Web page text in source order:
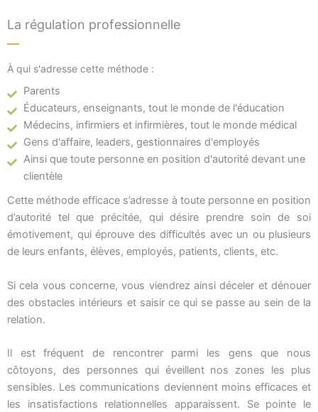
La régulation professionnelle
À qui s'adresse cette méthode :
Parents
Éducateurs, enseignants, tout le monde de l'éducation
Médecins, infirmiers et infirmières, tout le monde médical
Gens d'affaire, leaders, gestionnaires d'employés
Ainsi que toute personne en position d'autorité devant une
clientèle
Cette méthode efficace s’adresse à toute personne en position
d’autorité tel que précitée, qui désire prendre soin de soi
émotivement, qui éprouve des difficultés avec un ou plusieurs
de leurs enfants, élèves, employés, patients, clients, etc.
Si cela vous concerne, vous viendrez ainsi déceler et dénouer
des obstacles intérieurs et saisir ce qui se passe au sein de la
relation.
Il est fréquent de rencontrer parmi les gens que nous
côtoyons, des personnes qui éveillent nos zones les plus
sensibles. Les communications deviennent moins efficaces et
les insatisfactions relationnelles apparaissent. Se pointe le